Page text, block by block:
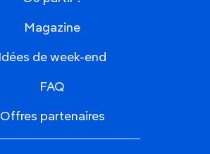
Magazine
Idées de week-end
FAQ
Offres partenaires